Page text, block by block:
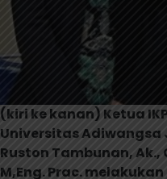
(kiri ke kanan) Ketua
Universitas Adiwangsa
Ruston Tambunan, Ak.,
M,Eng. Prac.